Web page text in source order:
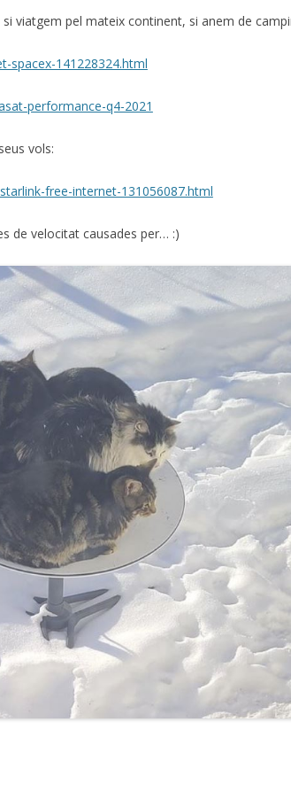
viatgem pel mateix continent, si anem de
spacex-141228324.html
performance-q4-2021
vols:
free-internet-131056087.html
de velocitat causades per… :)